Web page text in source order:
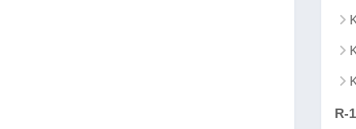
R-1